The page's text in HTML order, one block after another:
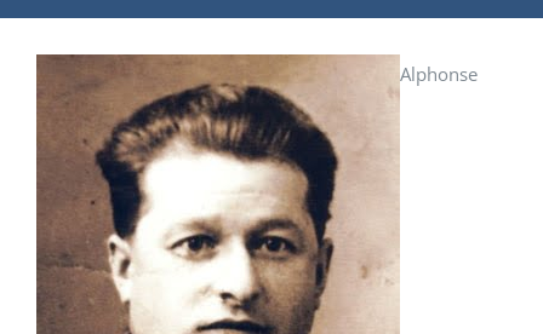
Alphonse